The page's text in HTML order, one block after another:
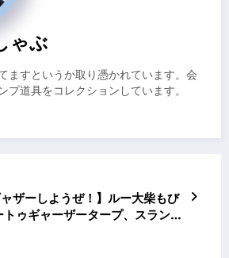
ゃぶ
ますというか取り憑かれています。会
プ道具をコレクションしています。
ャザーしようぜ！】ルー大柴もび
ゥギャーザータープ、スランバ
ト】